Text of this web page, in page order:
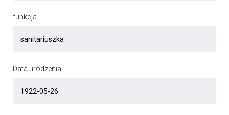
funkcja
Data urodzenia